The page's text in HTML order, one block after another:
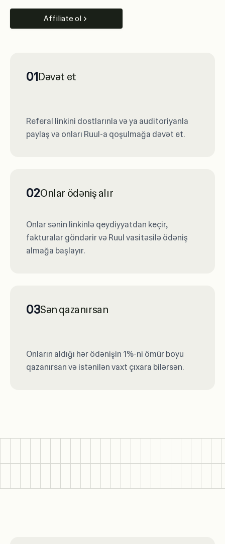
Affiliate ol
01Dəvət et
Referal linkini dostlarınla və ya auditoriyanla
paylaş və onları Ruul-a qoşulmağa dəvət et.
02Onlar ödəniş alır
Onlar sənin linkinlə qeydiyyatdan keçir,
fakturalar göndərir və Ruul vasitəsilə ödəniş
almağa başlayır.
03Sən qazanırsan
Onların aldığı hər ödənişin 1%-ni ömür boyu
qazanırsan və istənilən vaxt çıxara bilərsən.